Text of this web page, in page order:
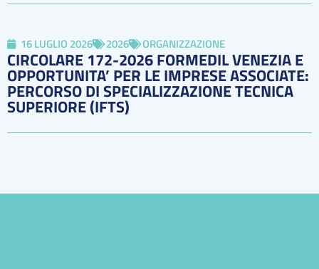
16 LUGLIO 2026 2026 ORGANIZZAZIONE
CIRCOLARE 172-2026 FORMEDIL VENEZIA E
OPPORTUNITA’ PER LE IMPRESE ASSOCIATE:
PERCORSO DI SPECIALIZZAZIONE TECNICA
SUPERIORE (IFTS)